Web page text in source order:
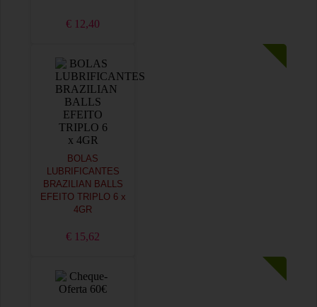
€ 12,40
BOLAS
LUBRIFICANTES
BRAZILIAN BALLS
EFEITO TRIPLO 6 x
4GR
€ 15,62